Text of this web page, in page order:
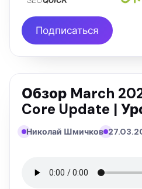
Подписаться
Обзор March
Core Update |
Николай Шмичков